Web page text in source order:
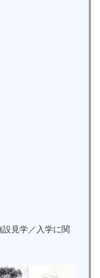
設見学／入学に関